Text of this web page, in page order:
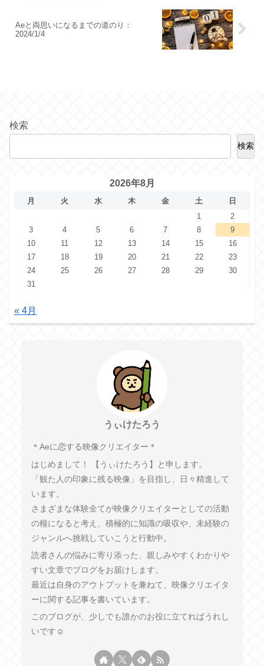
Aeと両思いになるまでの道のり：
2024/1/4
検索
検索
2026年8月
月 火 水 木 金 土
日
1
2
3
4 5 6 7 8
9
10
11 12 13 14 15
16
17
18 19 20 21 22
23
24
25 26 27 28 29
30
31
« 4月
うぃけたろう
︎＊︎Aeに恋する映像クリエイター＊
はじめまして！ 【うぃけたろう】と申します。
「観た人の印象に残る映像」を目指し、日々精進して
います。
さまざまな体験全てが映像クリエイターとしての活動
の糧になると考え、積極的に知識の吸収や、未経験の
ジャンルへ挑戦していこうと行動中。
読者さんの悩みに寄り添った、親しみやすくわかりや
すい文章でブログをお届けします。
最近は自身のアウトプットを兼ねて、映像クリエイタ
ーに関する記事を書いています。
このブログが、少しでも誰かのお役に立てればうれし
いです☺︎